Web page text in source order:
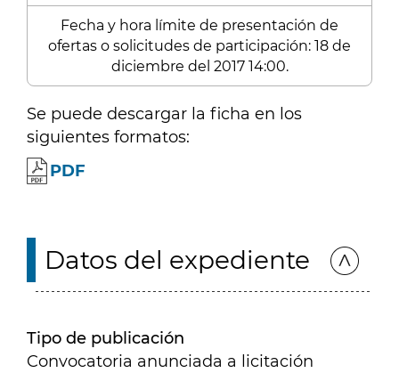
Fecha y hora límite de presentación de
ofertas o solicitudes de participación: 18 de
diciembre del 2017 14:00.
Se puede descargar la ficha en los
siguientes formatos:
PDF
Datos del expediente
Tipo de publicación
Convocatoria anunciada a licitación